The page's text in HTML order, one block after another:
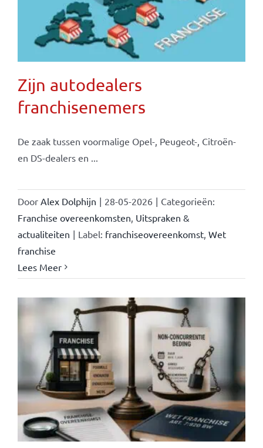
Zijn autodealers
franchisenemers
De zaak tussen voormalige Opel-, Peugeot-, Citroën-
en DS-dealers en ...
Door Alex Dolphijn | 28-05-2026 | Categorieën:
Franchise overeenkomsten Uitspraken &
actualiteiten | Label: franchiseovereenkomst, Wet
franchise
Lees Meer